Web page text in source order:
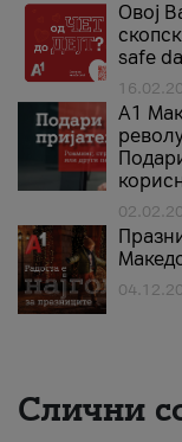
Овој
safe
А1
Слични